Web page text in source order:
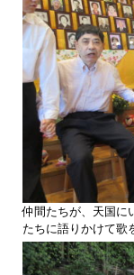
仲間たちが、天国に
たちに語りかけて歌